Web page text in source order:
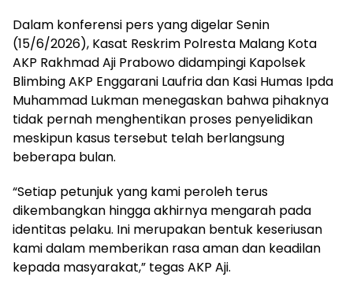
Dalam konferensi pers yang digelar Senin
(15/6/2026), Kasat Reskrim Polresta Malang Kota
AKP Rakhmad Aji Prabowo didampingi Kapolsek
Blimbing AKP Enggarani Laufria dan Kasi Humas Ipda
Muhammad Lukman menegaskan bahwa pihaknya
tidak pernah menghentikan proses penyelidikan
meskipun kasus tersebut telah berlangsung
beberapa bulan.
“Setiap petunjuk yang kami peroleh terus
dikembangkan hingga akhirnya mengarah pada
identitas pelaku. Ini merupakan bentuk keseriusan
kami dalam memberikan rasa aman dan keadilan
kepada masyarakat,” tegas AKP Aji.